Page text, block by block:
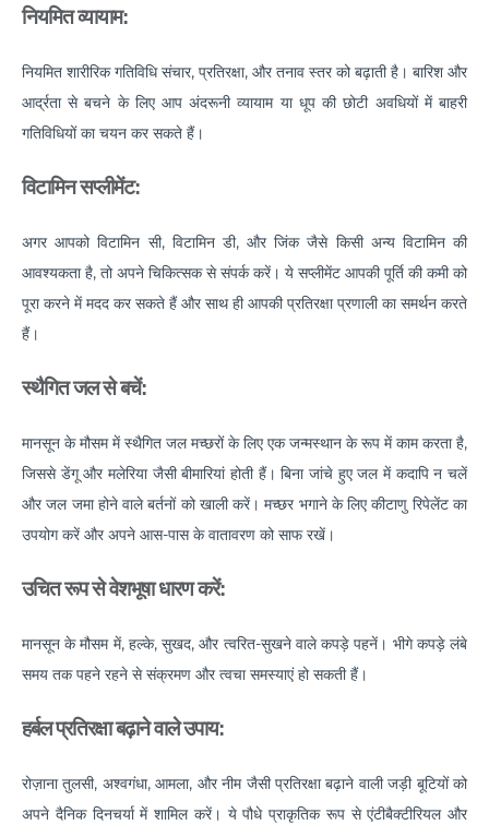
Low Sodium Diet: How can this help your heart?
Menopause?
Consider TURP for Your Enlarged Prostate
These Expert Tips
Understanding the Benefits of TAVI
Warning Signs of Heart Disease That You Should not
Ignore
Getting Familiar with the Symptoms of Heart Attack
Can Diet Prevent Your Alzheimers
Can Taking OCP Cause UTI Problems?
Here is How Losing Body Weight Helps You Relieve
Knee Pain
Manage Your Hip Pain With These Simple Tips
Suffering From Hunched Back and Osteoporosis?
Did You Know That These 10 Foods Can Cause
Digestive Issues?
6 Heart Health Facts Every Woman Should Know
How is a Leaky Heart Valve Treated?
नियमित व्यायाम:
नियमित शारीरिक गतिविधि संचार, प्रतिरक्षा, और तनाव स्तर को बढ़ाती है। बारिश और
आर्द्रता से बचने के लिए आप अंदरूनी व्यायाम या धूप की छोटी अवधियों में बाहरी
गतिविधियों का चयन कर सकते हैं।
विटामिन सप्लीमेंट:
अगर आपको विटामिन सी, विटामिन डी, और जिंक जैसे किसी अन्य विटामिन की
आवश्यकता है, तो अपने चिकित्सक से संपर्क करें। ये सप्लीमेंट आपकी पूर्ति की कमी को
पूरा करने में मदद कर सकते हैं और साथ ही आपकी प्रतिरक्षा प्रणाली का समर्थन करते
हैं।
स्थैगित जल से बचें:
मानसून के मौसम में स्थैगित जल मच्छरों के लिए एक जन्मस्थान के रूप में काम करता है,
जिससे डेंगू और मलेरिया जैसी बीमारियां होती हैं। बिना जांचे हुए जल में कदापि न चलें
और जल जमा होने वाले बर्तनों को खाली करें। मच्छर भगाने के लिए कीटाणु रिपेलेंट का
उपयोग करें और अपने आस-पास के वातावरण को साफ रखें।
उचित रूप से वेशभूषा धारण करें:
मानसून के मौसम में, हल्के, सुखद, और त्वरित-सुखने वाले कपड़े पहनें। भीगे कपड़े लंबे
समय तक पहने रहने से संक्रमण और त्वचा समस्याएं हो सकती हैं।
हर्बल प्रतिरक्षा बढ़ाने वाले उपाय:
रोज़ाना तुलसी, अश्वगंधा, आमला, और नीम जैसी प्रतिरक्षा बढ़ाने वाली जड़ी बूटियों को
अपने दैनिक दिनचर्या में शामिल करें। ये पौधे प्राकृतिक रूप से एंटीबैक्टीरियल और